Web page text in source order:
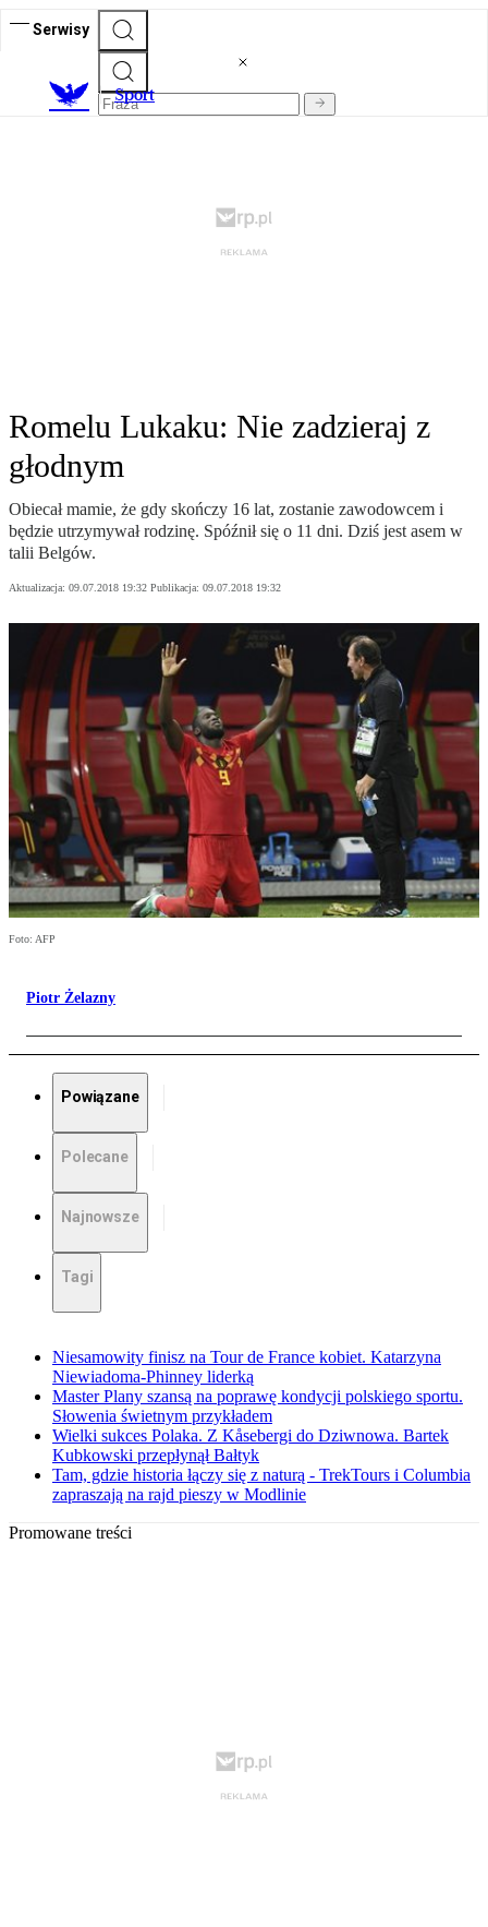
Serwisy
Sport
Romelu Lukaku: Nie zadzieraj z
głodnym
Obiecał mamie, że gdy skończy 16 lat, zostanie zawodowcem i
będzie utrzymywał rodzinę. Spóźnił się o 11 dni. Dziś jest asem w
talii Belgów.
Aktualizacja: 09.07.2018 19:32 Publikacja: 09.07.2018 19:32
Foto: AFP
Piotr Żelazny
Powiązane
Polecane
Najnowsze
Tagi
Niesamowity finisz na Tour de France kobiet. Katarzyna
Niewiadoma-Phinney liderką
Master Plany szansą na poprawę kondycji polskiego sportu.
Słowenia świetnym przykładem
Wielki sukces Polaka. Z Kåsebergi do Dziwnowa. Bartek
Kubkowski przepłynął Bałtyk
Tam, gdzie historia łączy się z naturą - TrekTours i Columbia
zapraszają na rajd pieszy w Modlinie
Promowane treści